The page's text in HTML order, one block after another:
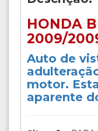
HONDA
2009/
Auto de
motor.
aparente